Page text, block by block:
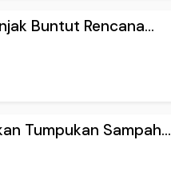
Buntut Rencana...
Tumpukan Sampah...